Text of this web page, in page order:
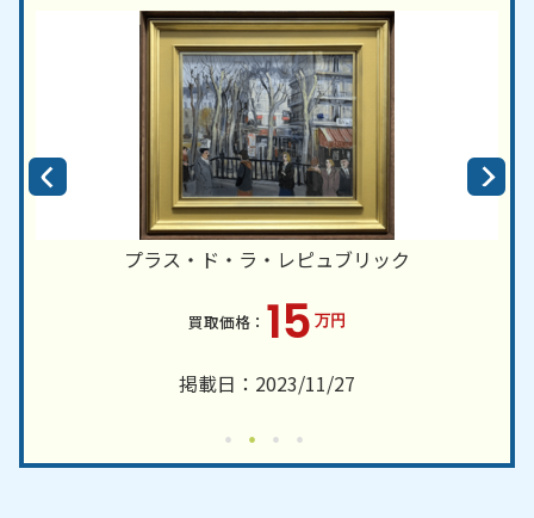
プラス・ド・ラ・レピュブリック
15 万円
掲載日：2023/11/27